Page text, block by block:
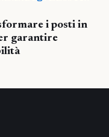
i posti in
garantire